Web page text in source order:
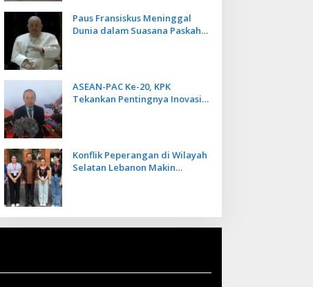
Paus Fransiskus Meninggal
Dunia dalam Suasana Paskah
ASEAN-PAC Ke-20, KPK
Tekankan Pentingnya Inovasi
Konflik Peperangan di Wilayah
Selatan Lebanon Makin